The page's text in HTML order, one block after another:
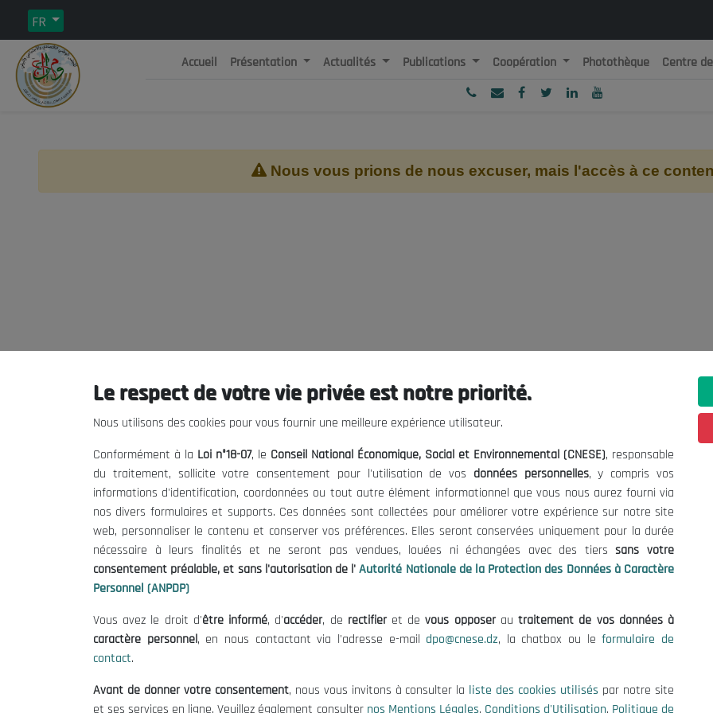
FR
République Algérienne Démocratique et Populaire
Accueil Présentation Actualités Publications Coopération Photothèque Centre
Nous vous prions de nous excuser, mais l'accès à ce
Le CNESE
Le président
Organisation
Publications
Informations utiles
Mentions Légales
Conditions d'Utilisation
Politique de Protection des Données
Politique des Cookies
contact@cnese.dz
Suggestions ou Initiatives ?
Newsletter
Inscrivez-vous, soyez le premier à
nos dernières nouvelles.
Suivez-Nous!
© 2026 Conseil National Économique, Social et Environnemental
Le respect de votre vie privée est notre priorité.
Nous utilisons des cookies pour vous fournir une meilleure expérience utilisateur.
Conformément à la Loi n°18-07, le Conseil National Économique, Social et Environnemental (CNESE), responsable
du traitement, sollicite votre consentement pour l'utilisation de vos données personnelles, y compris vos
informations d'identification, coordonnées ou tout autre élément informationnel que vous nous aurez fourni via
nos divers formulaires et supports. Ces données sont collectées pour améliorer votre expérience sur notre site
web, personnaliser le contenu et conserver vos préférences. Elles seront conservées uniquement pour la durée
nécessaire à leurs finalités et ne seront pas vendues, louées ni échangées avec des tierssans votre
consentement préalable, et sans l'autorisation de l' Autorité Nationale de la Protection des Données à Caractère
Personnel (ANPDP)
Vous avez le droit d'être informé, d'accéder, de rectifieret devous opposerautraitement de vos données à
caractère personnel, en nous contactant via l'adresse e-mail dpo@cnese.dz, la chatbox ou leformulaire de
contact.
Avant de donner votre consentement, nous vous invitons à consulter la liste des cookies utilisés par notre site
et ses services en ligne. Veuillez également consulter nos Mentions Légales, Conditions d'Utilisation, Politique de